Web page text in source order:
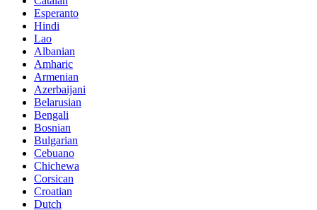
Esperanto
Hindi
Lao
Albanian
Amharic
Armenian
Azerbaijani
Belarusian
Bengali
Bosnian
Bulgarian
Cebuano
Chichewa
Corsican
Croatian
Dutch